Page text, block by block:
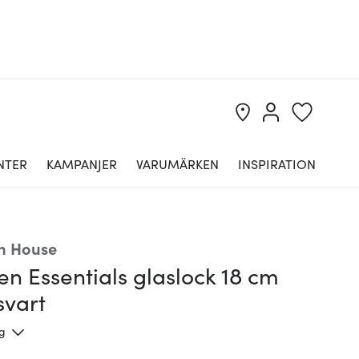
KAMPANJER VARUMÄRKEN INSPIRATION
House
Essentials glaslock 18 cm